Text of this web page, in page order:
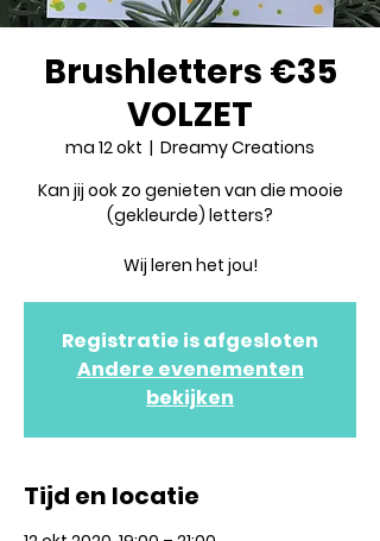
Brushletters €35
VOLZET
ma 12 okt
  |
Dreamy Creations
Kan jij ook zo genieten van die mooie
(gekleurde) letters?
Wij leren het jou!
Registratie is afgesloten
Andere evenementen
bekijken
Tijd en locatie